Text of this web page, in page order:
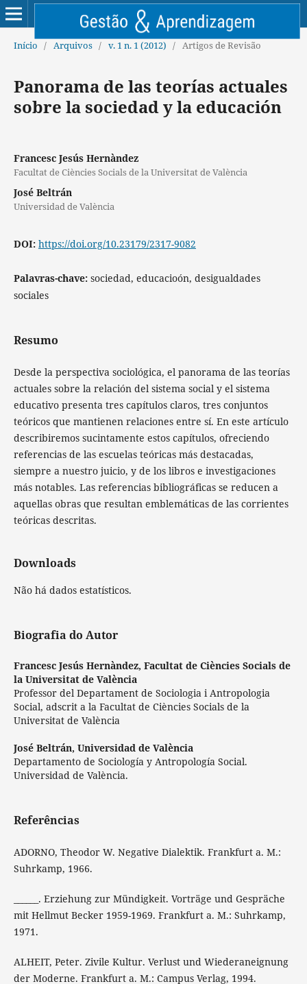
Início / Arquivos / v. 1 n. 1 (2012) / Artigos de Revisão
Panorama de las teorías actuales
sobre la sociedad y la educación
Francesc Jesús Hernàndez
Facultat de Ciències Socials de la Universitat de València
José Beltrán
Universidad de València
DOI: https://doi.org/10.23179/2317-9082
Palavras-chave: sociedad, educacioón, desigualdades
sociales
Resumo
Desde la perspectiva sociológica, el panorama de las teorías
actuales sobre la relación del sistema social y el sistema
educativo presenta tres capítulos claros, tres conjuntos
teóricos que mantienen relaciones entre sí. En este artículo
describiremos sucintamente estos capítulos, ofreciendo
referencias de las escuelas teóricas más destacadas,
siempre a nuestro juicio, y de los libros e investigaciones
más notables. Las referencias bibliográficas se reducen a
aquellas obras que resultan emblemáticas de las corrientes
teóricas descritas.
Downloads
Não há dados estatísticos.
Biografia do Autor
Francesc Jesús Hernàndez, Facultat de Ciències Socials de
la Universitat de València
Professor del Departament de Sociologia i Antropologia
Social, adscrit a la Facultat de Ciències Socials de la
Universitat de València
José Beltrán, Universidad de València
Departamento de Sociología y Antropología Social.
Universidad de València.
Referências
ADORNO, Theodor W. Negative Dialektik. Frankfurt a. M.:
Suhrkamp, 1966.
______. Erziehung zur Mündigkeit. Vorträge und Gespräche
mit Hellmut Becker 1959-1969. Frankfurt a. M.: Suhrkamp,
1971.
ALHEIT, Peter. Zivile Kultur. Verlust und Wiederaneignung
der Moderne. Frankfurt a. M.: Campus Verlag, 1994.